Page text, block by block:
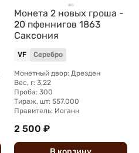
Монета 2 новых гроша -
20 пфеннигов 1863
Саксония
VF Серебро
Монетный двор: Дрезден
Вес, г: 3,22
Проба: 300
Тираж, шт: 557.000
Правитель: Иоганн
2 500 ₽